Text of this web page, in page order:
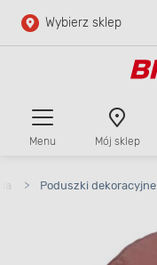
Przejdź do
Wybierz sklep
Menu Mój sklep
> Poduszki dekoracyjne